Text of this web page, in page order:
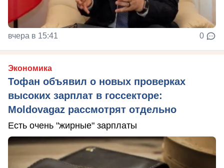
вчера в 15:41 0
Экономика
Тофан объявил о новых проверках
высоких зарплат в госсекторе:
Moldovagaz рассмотрят отдельно
Есть очень "жирные" зарплаты